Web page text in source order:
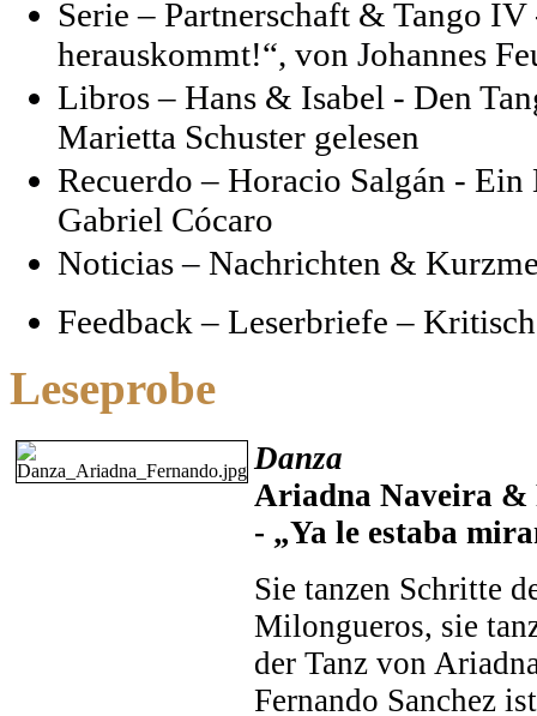
Serie – Partnerschaft & Tango
herauskommt!“, von Johannes
Libros – Hans & Isabel - Den
Marietta Schuster gelesen
Recuerdo – Horacio Salgán -
Gabriel Cócaro
Noticias – Nachrichten &
Feedback – Leserbriefe –
Leseprobe
Danza
Ariadna Naveira &
- „Ya le estaba
Sie tanzen Schritte
Milongueros, sie
der Tanz von
Fernando Sanchez